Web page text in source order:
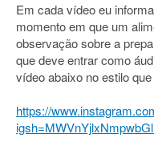
Em cada vídeo eu
momento em que um
observação sobre a
que deve entrar como
vídeo abaixo no estilo
https://